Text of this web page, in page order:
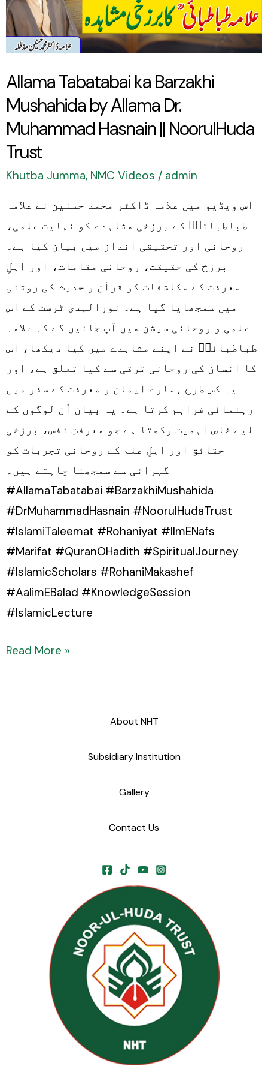
Allama Tabatabai ka Barzakhi
Mushahida by Allama Dr.
Muhammad Hasnain || NoorulHuda
Trust
Khutba Jumma, NMC Videos / admin
اس ویڈیو میں علامہ ڈاکٹر محمد حسنین نے علامہ
طباطبائیؒ کے برزخی مشاہدے کو نہایت علمی،
روحانی اور تحقیقی انداز میں بیان کیا ہے۔
برزخ کی حقیقت، روحانی مقامات، اور اہلِ
معرفت کے مکاشفات کو قرآن و حدیث کی روشنی
میں سمجھایا گیا ہے۔ نورالہدیٰ ٹرسٹ کے اس
علمی و روحانی سیشن میں آپ جانیں گے کہ علامہ
طباطبائیؒ نے اپنے مشاہدے میں کیا دیکھا، اس
کا انسان کی روحانی ترقی سے کیا تعلق ہے، اور
یہ کس طرح ہمارے ایمان و معرفت کے سفر میں
رہنمائی فراہم کرتا ہے۔ یہ بیان اُن لوگوں کے
لیے خاص اہمیت رکھتا ہے جو معرفتِ نفس، برزخی
حقائق اور اہلِ علم کے روحانی تجربات کو
گہرائی سے سمجھنا چاہتے ہیں۔
#AllamaTabatabai #BarzakhiMushahida
#DrMuhammadHasnain #NoorulHudaTrust
#IslamiTaleemat #Rohaniyat #IlmENafs
#Marifat #QuranOHadith #SpiritualJourney
#IslamicScholars #RohaniMakashef
#AalimEBalad #KnowledgeSession
#IslamicLecture
by
Allama
Muhammad
Hasnain
||
NoorulHuda
Trust
Read More »
About NHT
Subsidiary Institution
Gallery
Contact Us